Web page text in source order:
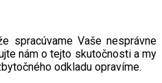
spracúvame Vaše nesprávne
nám o tejto skutočnosti a my
odkladu opravíme.